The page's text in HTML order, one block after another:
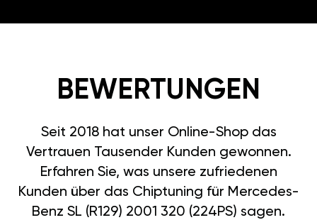
BEWERTUNGEN
Seit 2018 hat unser Online-Shop das
Vertrauen Tausender Kunden gewonnen.
Erfahren Sie, was unsere zufriedenen
Kunden über das Chiptuning für Mercedes-
Benz SL (R129) 2001 320 (224PS) sagen.